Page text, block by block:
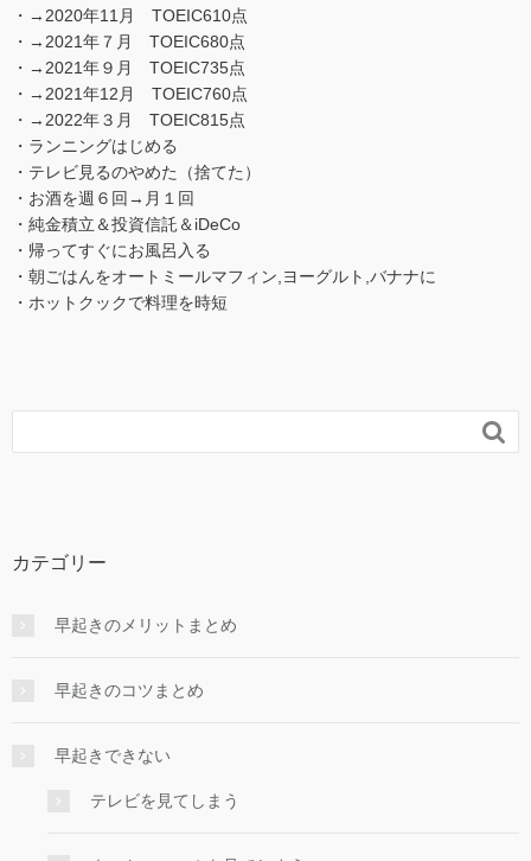
・→2020年11月 TOEIC610点
・→2021年７月 TOEIC680点
・→2021年９月 TOEIC735点
・→2021年12月 TOEIC760点
・→2022年３月 TOEIC815点
・ランニングはじめる
・テレビ見るのやめた（捨てた）
・お酒を週６回→月１回
・純金積立＆投資信託＆iDeCo
・帰ってすぐにお風呂入る
・朝ごはんをオートミールマフィン,ヨーグルト,バナナに
・ホットクックで料理を時短

カテゴリー
早起きのメリットまとめ
早起きのコツまとめ
早起きできない
テレビを見てしまう